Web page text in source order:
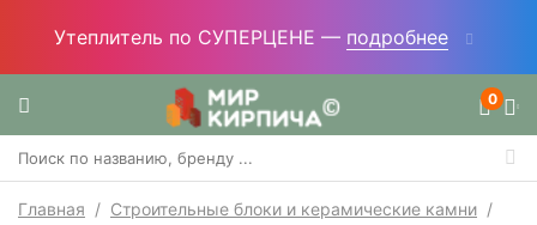
Утеплитель по СУПЕРЦЕНЕ — подробнее
0
Главная / Строительные блоки и керамические камни /